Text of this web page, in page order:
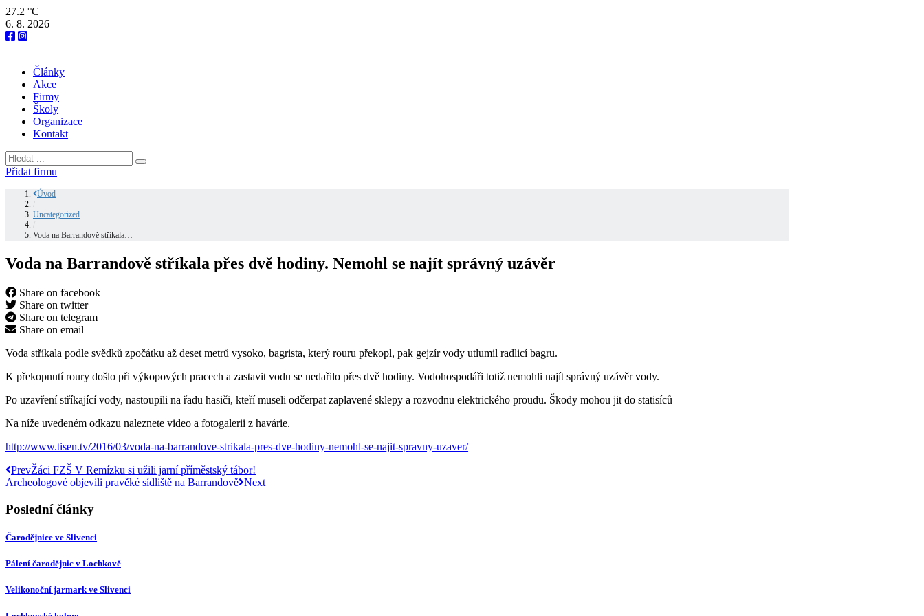
27.2 °C
6. 8. 2026
Články
Akce
Firmy
Školy
Organizace
Kontakt
Přidat firmu
Úvod
Uncategorized
Voda na Barrandově stříkala…
Voda na Barrandově stříkala přes dvě hodiny. Nemohl se najít správný uzávěr
Share on facebook
Share on twitter
Share on telegram
Share on email
Voda stříkala podle svědků zpočátku až deset metrů vysoko, bagrista, který rouru překopl, pak gejzír vody utlumil radlicí bagru.
K překopnutí roury došlo při výkopových pracech a zastavit vodu se nedařilo přes dvě hodiny. Vodohospodáři totiž nemohli najít správný uzávěr vody.
Po uzavření stříkající vody, nastoupili na řadu hasiči, kteří museli odčerpat zaplavené sklepy a rozvodnu elektrického proudu. Škody mohou jit do statisíců
Na níže uvedeném odkazu naleznete video a fotogalerii z havárie.
http://www.tisen.tv/2016/03/voda-na-barrandove-strikala-pres-dve-hodiny-nemohl-se-najit-spravny-uzaver/
PrevŽáci FZŠ V Remízku si užili jarní příměstský tábor!
Archeologové objevili pravěké sídliště na Barrandově Next
Poslední články
Čarodějnice ve Slivenci
Pálení čarodějnic v Lochkově
Velikonoční jarmark ve Slivenci